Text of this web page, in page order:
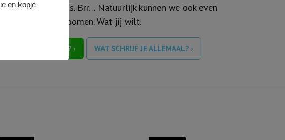
of groene thee is. Brr… Natuurlijk kunnen we ook even
de telefoon of zoomen. Wat jij wilt.
DATE OF BEL JE ME? › WAT SCHRIJF JE ALLEMAAL? ›
en kopje